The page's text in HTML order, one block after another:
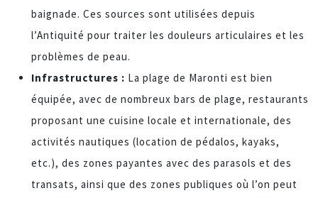
baignade. Ces sources sont utilisées depuis
l’Antiquité pour traiter les douleurs articulaires et les
problèmes de peau.
Infrastructures : La plage de Maronti est bien
équipée, avec de nombreux bars de plage, restaurants
proposant une cuisine locale et internationale, des
activités nautiques (location de pédalos, kayaks,
etc.), des zones payantes avec des parasols et des
transats, ainsi que des zones publiques où l’on peut